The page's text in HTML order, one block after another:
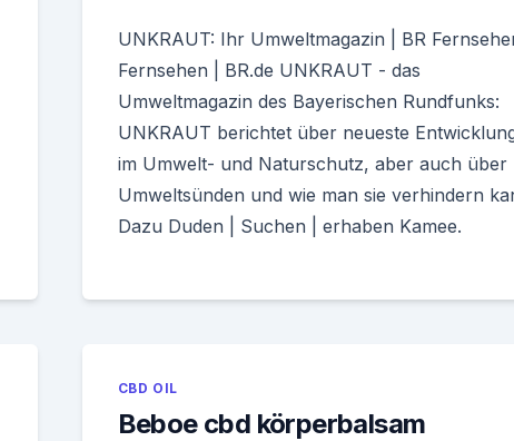
UNKRAUT: Ihr Umweltmagazin | BR
Fernsehen | BR.de UNKRAUT - das
Umweltmagazin des Bayerischen Rundfunks:
UNKRAUT berichtet über neueste
im Umwelt- und Naturschutz, aber auch über
Umweltsünden und wie man sie verhindern
Dazu Duden | Suchen | erhaben Ka­mee.
CBD OIL
Beboe cbd körperbalsam